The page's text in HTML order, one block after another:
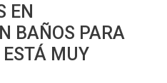
EN
BAÑOS PARA
ESTÁ MUY